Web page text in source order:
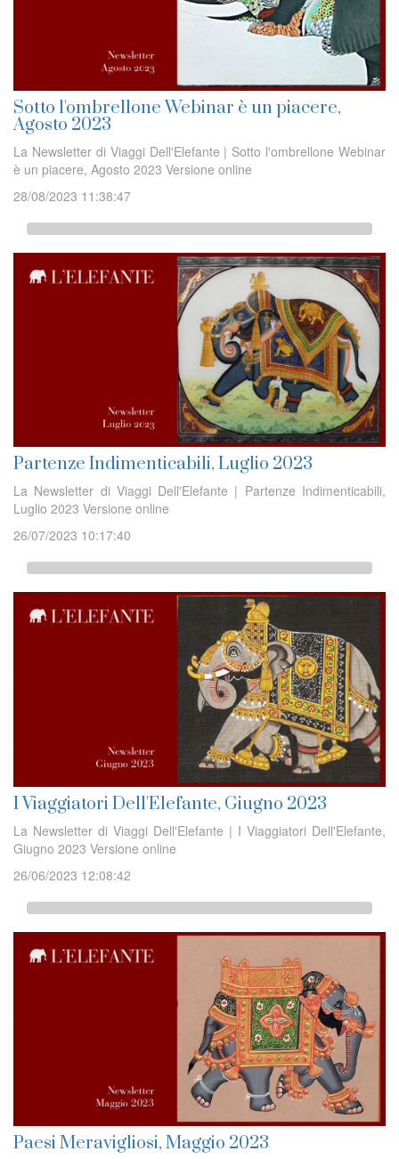
Sotto l'ombrellone Webinar è un piacere,
Agosto 2023
La Newsletter di Viaggi Dell'Elefante | Sotto l'ombrellone Webinar
è un piacere, Agosto 2023 Versione online
28/08/2023 11:38:47
Partenze Indimenticabili, Luglio 2023
La Newsletter di Viaggi Dell'Elefante | Partenze Indimenticabili,
Luglio 2023 Versione online
26/07/2023 10:17:40
I Viaggiatori Dell'Elefante, Giugno 2023
La Newsletter di Viaggi Dell'Elefante | I Viaggiatori Dell'Elefante,
Giugno 2023 Versione online
26/06/2023 12:08:42
Paesi Meravigliosi, Maggio 2023